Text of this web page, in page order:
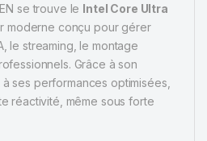
se trouve le Intel Core Ultra
moderne conçu pour gérer
le streaming, le montage
Grâce à son
ses performances optimisées,
réactivité, même sous forte